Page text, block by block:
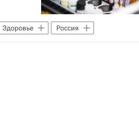
Здоровье Россия